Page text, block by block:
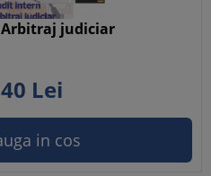
judiciar
40 Lei
in cos